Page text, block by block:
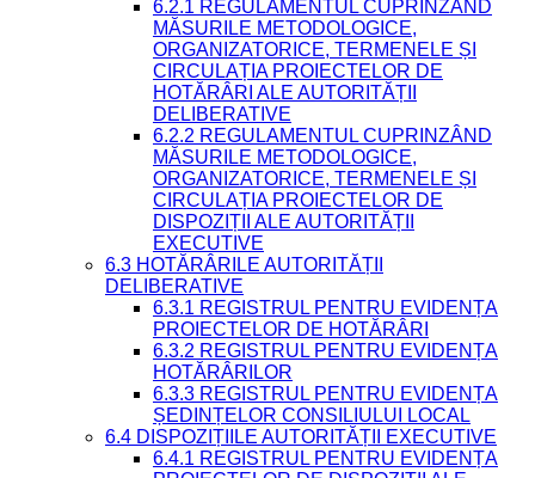
6.2.1 REGULAMENTUL CUPRINZÂND
MĂSURILE METODOLOGICE,
ORGANIZATORICE, TERMENELE ȘI
CIRCULAȚIA PROIECTELOR DE
HOTĂRÂRI ALE AUTORITĂȚII
DELIBERATIVE
6.2.2 REGULAMENTUL CUPRINZÂND
MĂSURILE METODOLOGICE,
ORGANIZATORICE, TERMENELE ȘI
CIRCULAȚIA PROIECTELOR DE
DISPOZIȚII ALE AUTORITĂȚII
EXECUTIVE
6.3 HOTĂRÂRILE AUTORITĂȚII
DELIBERATIVE
6.3.1 REGISTRUL PENTRU EVIDENȚA
PROIECTELOR DE HOTĂRÂRI
6.3.2 REGISTRUL PENTRU EVIDENȚA
HOTĂRÂRILOR
6.3.3 REGISTRUL PENTRU EVIDENȚA
ȘEDINȚELOR CONSILIULUI LOCAL
6.4 DISPOZIȚIILE AUTORITĂȚII EXECUTIVE
6.4.1 REGISTRUL PENTRU EVIDENȚA